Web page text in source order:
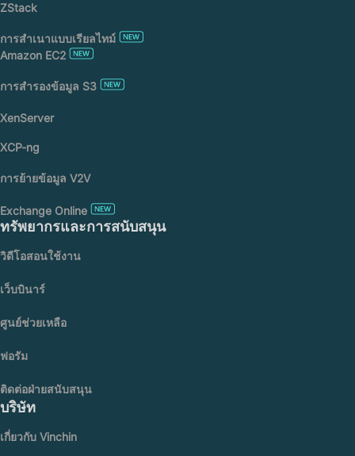
ZStack
การสำเนาแบบเรียลไทม์
Amazon EC2
การสำรองข้อมูล S3
XenServer
XCP-ng
การย้ายข้อมูล V2V
Exchange Online
ทรัพยากรและการสนับสนุน
วิดีโอสอนใช้งาน
เว็บบินาร์
ศูนย์ช่วยเหลือ
ฟอรัม
ติดต่อฝ่ายสนับสนุน
บริษัท
เกี่ยวกับ Vinchin